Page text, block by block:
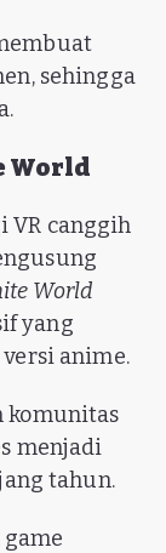
sehingga
World
VR canggih
World
yang
versi anime.
komunitas
menjadi
tahun.